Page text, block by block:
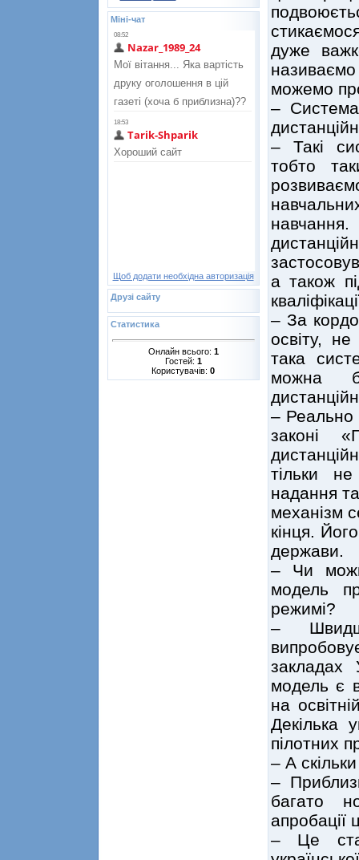
Міні-чат
Щоб додати необхідна авторизація
Друзі сайту
Статистика
Онлайн всього: 1
Гостей: 1
Користувачів: 0
дуже
можемо
–
– Такі
тобто
а також
– За
освіту,
така
можна
– Реально
законі
тільки
надання
механізм
кінця.
держави.
– Чи
модель
режимі?
–
закладах
модель є
на
Декілька
пілотних
– А
–
багато
апробації
– Це